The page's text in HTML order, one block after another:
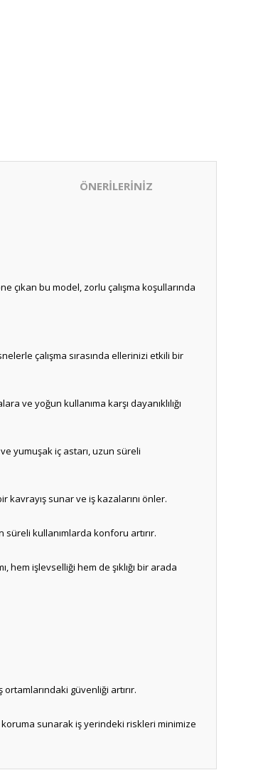
ÖNERİLERİNİZ
çıkan bu model, zorlu çalışma koşullarında
çalışma sırasında ellerinizi etkili bir
ve yoğun kullanıma karşı dayanıklılığı
yumuşak iç astarı, uzun süreli
sunar ve iş kazalarını önler.
kullanımlarda konforu artırır.
hem işlevselliği hem de şıklığı bir arada
güvenliği artırır.
koruma sunarak iş yerindeki riskleri minimize